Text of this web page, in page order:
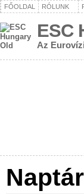
FŐOLDAL RÓLUNK
ESC
Az
Naptár